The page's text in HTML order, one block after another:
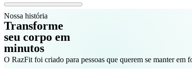
Nossa história
Transforme
seu corpo em
minutos
O RazFit foi criado para pessoas que querem se manter em